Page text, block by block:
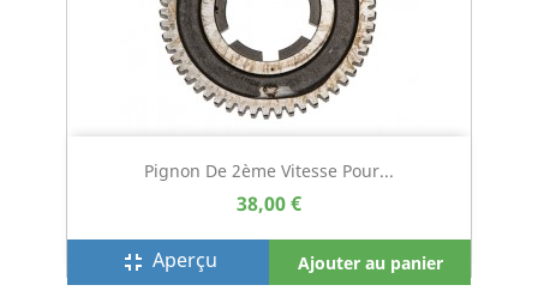
Pignon De 2ème Vitesse Pour...
38,00 €
fullscreen_exit Aperçu Ajouter au panier